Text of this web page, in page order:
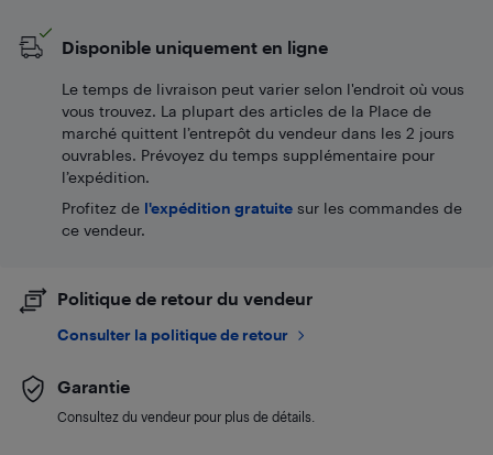
Disponible uniquement en ligne
Le temps de livraison peut varier selon l'endroit où vous
vous trouvez. La plupart des articles de la Place de
marché quittent l’entrepôt du vendeur dans les 2 jours
ouvrables. Prévoyez du temps supplémentaire pour
l’expédition.
Profitez de l'expédition gratuite sur les commandes de
ce vendeur.
Politique de retour du vendeur
Consulter la politique de retour
Garantie
Consultez du vendeur pour plus de détails.